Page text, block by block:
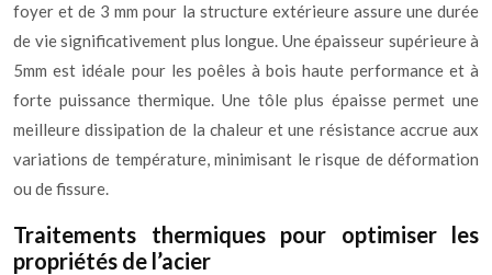
foyer et de 3 mm pour la structure extérieure assure une durée
de vie significativement plus longue. Une épaisseur supérieure à
5mm est idéale pour les poêles à bois haute performance et à
forte puissance thermique. Une tôle plus épaisse permet une
meilleure dissipation de la chaleur et une résistance accrue aux
variations de température, minimisant le risque de déformation
ou de fissure.
Traitements thermiques pour optimiser les
propriétés de l’acier